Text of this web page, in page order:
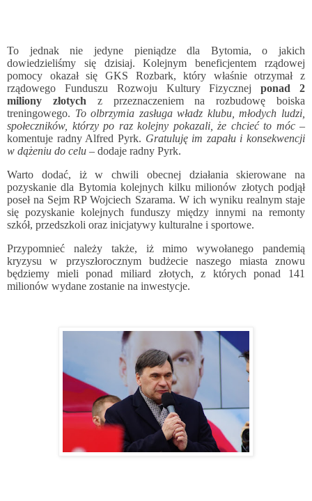
To jednak nie jedyne pieniądze dla Bytomia, o jakich
dowiedzieliśmy się dzisiaj. Kolejnym beneficjentem rządowej
pomocy okazał się GKS Rozbark, który właśnie otrzymał z
rządowego Funduszu Rozwoju Kultury Fizycznejponad 2
miliony złotych z przeznaczeniem na rozbudowę boiska
treningowego. To olbrzymia zasługa władz klubu, młodych ludzi,
społeczników, którzy po raz kolejny pokazali, że chcieć to móc–
komentuje radny Alfred Pyrk. Gratuluję im zapału i konsekwencji
w dążeniu do celu – dodaje radny Pyrk.
Warto dodać, iż w chwili obecnej działania skierowane na
pozyskanie dla Bytomia kolejnych kilku milionów złotych podjął
poseł na Sejm RP Wojciech Szarama. W ich wyniku realnym staje
się pozyskanie kolejnych funduszy między innymi na remonty
szkół, przedszkoli oraz inicjatywy kulturalne i sportowe.
Przypomnieć należy także, iż mimo wywołanego pandemią
kryzysu w przyszłorocznym budżecie naszego miasta znowu
będziemy mieli ponad miliard złotych, z których ponad 141
milionów wydane zostanie na inwestycje.